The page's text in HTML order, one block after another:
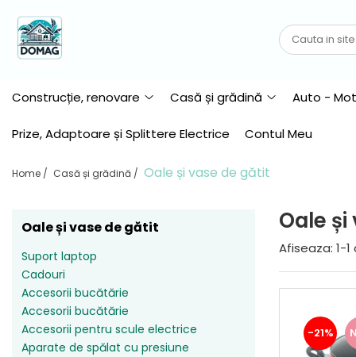
Construcție, renovare
electrice
Bormașini
Chei combinate
Fierăstraie pendulare
Gletiere și Spacluri
Materiale auxiliare
Mașini de frezat/Oberfreze
Casă și grădină
Accesorii pentru scule electrice
faianță
Șurubelnițe electricieni
Aparate de spălat cu presiune
Aspersoare de grădină
Aspiratoare, mașini de curățat
Benzi adezive
Blendere și mixere
Auto - Moto
Gresoare și pompe de ungere
Încărcătoare auto
Construcție, renovare Casă și grădină Auto -
Prize, Adaptoare și Splittere Electrice Contul Meu
Home / Casă și grădină / Oale și vase de gătit
Oale
Oale și vase de gătit
Suport laptop
Cadouri
Accesorii bucătărie
Accesorii bucătărie
Accesorii pentru scule electrice
Aparate de spălat cu presiune
Afiseaza: 1-1
-21%